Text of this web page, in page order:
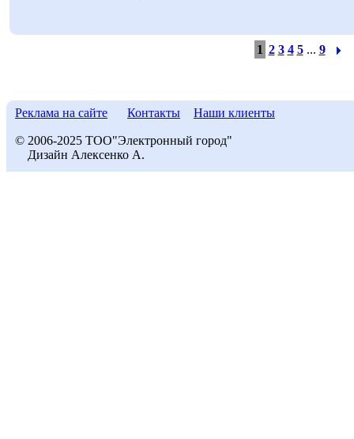
1 2 3 4 5... 9
Реклама на сайте Контакты Наши клиенты
© 2006-2025 ТОО"Электронный город"
Дизайн Алексенко А.